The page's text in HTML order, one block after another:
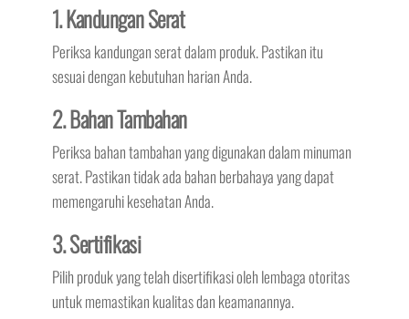
1. Kandungan Serat
Periksa kandungan serat dalam produk. Pastikan itu
sesuai dengan kebutuhan harian Anda.
2. Bahan Tambahan
Periksa bahan tambahan yang digunakan dalam minuman
serat. Pastikan tidak ada bahan berbahaya yang dapat
memengaruhi kesehatan Anda.
3. Sertifikasi
Pilih produk yang telah disertifikasi oleh lembaga otoritas
untuk memastikan kualitas dan keamanannya.